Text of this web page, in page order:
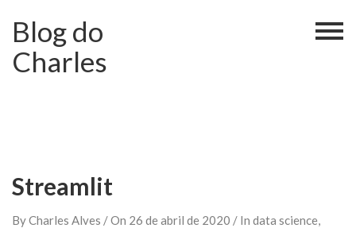
content
Blog do
Charles
Streamlit
ByCharles Alves / On 26 de abril de 2020 / In data science,